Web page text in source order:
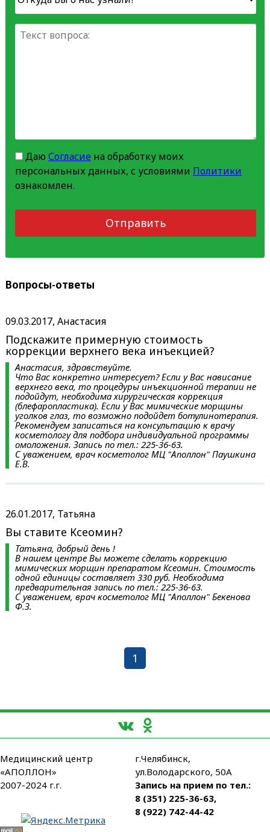
Даю Согласиена обработку моих
персональных данных, с условиями Политики
ознакомлен.
Отправить
Вопросы-ответы
09.03.2017, Анастасия
Подскажите примерную стоимость
коррекции верхнего века инъекцией?
Анастасия, здравствуйте.
Что Вас конкретно интересует? Если у Вас нависание
верхнего века, то процедуры инъекционной терапии не
подойдут, необходима хирургическая коррекция
(блефаропластика). Если у Вас мимические морщины
уголков глаз, то возможно подойдет ботулинотерапия.
Рекомендуем записаться на консультацию к врачу
косметологу для подбора индивидуальной программы
омоложения. Запись по тел.: 225-36-63.
С уважением, врач косметолог МЦ "Аполлон" Паушкина
Е.В.
26.01.2017, Татьяна
Вы ставите Ксеомин?
Татьяна, добрый день !
В нашем центре Вы можете сделать коррекцию
мимических морщин препаратом Ксеомин. Стоимость
одной единицы составляет 330 руб. Необходима
предварительная запись по тел.: 225-36-63.
С уважением, врач косметолог МЦ "Аполлон" Бекенова
Ф.З.
1
Медицинский центр
«АПОЛЛОН»
2007-2024 г.г.
г.Челябинск,
ул.Володарского, 50А
Запись на прием по тел.:
8 (351) 225-36-63,
8 (922) 742-44-42